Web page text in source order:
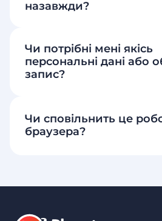
назавжди?
Чи потрібні мені якісь
персональні дані або
запис?
Чи сповільнить це
браузера?